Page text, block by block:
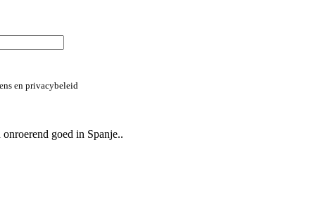
en privacybeleid
goed in Spanje..